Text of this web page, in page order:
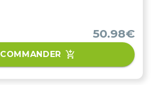
50.98€
COMMANDER